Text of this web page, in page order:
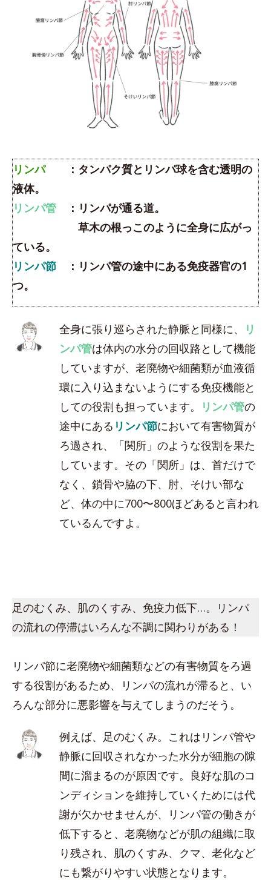
リンパ：タンパク質とリンパ球を含む透明の
液体。
リンパ管 ：リンパが通る道。
草木の根っこのように全身に広がっ
ている。
リンパ節 ：リンパ管の途中にある免疫器官の1
つ。
全身に張り巡らされた静脈と同様に、
リ
ンパ管は体内の水分の回収路として機能
していますが、老廃物や細菌類が血液循
環に入り込まないようにする免疫機能と
しての役割も担っています。
リンパ管の
途中にある リンパ節において有害物質が
ろ過され、「関所」のような役割を果た
しています。その「関所」は、首だけで
なく、鎖骨や脇の下、肘、そけい部な
ど、体の中に700〜800ほどあると言われ
ているんですよ。
足のむくみ、肌のくすみ、免疫力低下…。リンパ
の流れの停滞はいろんな不調に関わりがある！
リンパ節に老廃物や細菌類などの有害物質をろ過
する役割があるため、リンパの流れが滞ると、い
ろんな部分に悪影響を与えてしまうのだそう。
例えば、足のむくみ。これはリンパ管や
静脈に回収されなかった水分が細胞の隙
間に溜まるのが原因です。良好な肌のコ
ンディションを維持していくためには代
謝が欠かせませんが、リンパ管の働きが
低下すると、老廃物などが肌の組織に取
り残され、肌のくすみ、クマ、老化など
にも繋がりやすい状態となります。